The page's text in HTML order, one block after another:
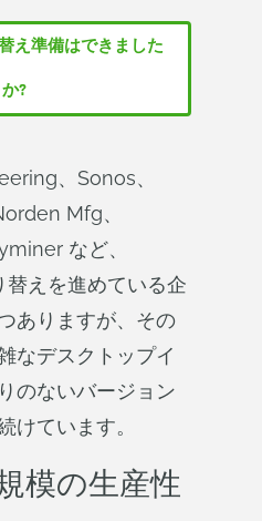
替え準備はできました
か?
、Sonos、
Mfg、
など、
えを進めている企
ありますが、その
なデスクトップイ
のないバージョン
けています。
模の生産性